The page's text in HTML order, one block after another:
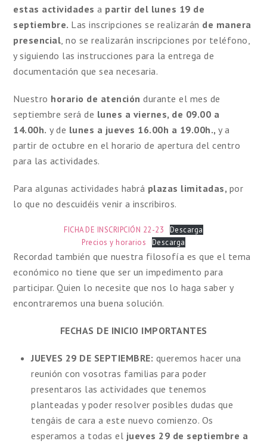
estas actividadesa partir del lunes 19 de
septiembre. Las inscripciones se realizarán de manera
presencial , no se realizarán inscripciones por teléfono,
y siguiendo las instrucciones para la entrega de
documentación que sea necesaria.
Nuestro horario de atencióndurante el mes de
septiembre será de lunes a viernes, de 09.00 a
14.00h. y de lunes a jueves 16.00h a 19.00h.,y a
partir de octubre en el horario de apertura del centro
para las actividades.
Para algunas actividades habrá plazas limitadas, por
lo que no descuidéis venir a inscribiros.
FICHA DE INSCRIPCIÓN 22-23
Descarga
Precios y horarios
Descarga
Recordad también que nuestra filosofía es que el tema
económico no tiene que ser un impedimento para
participar. Quien lo necesite que nos lo haga saber y
encontraremos una buena solución.
FECHAS DE INICIO IMPORTANTES
JUEVES 29 DE SEPTIEMBRE: queremos hacer una
reunión con vosotras familias para poder
presentaros las actividades que tenemos
planteadas y poder resolver posibles dudas que
tengáis de cara a este nuevo comienzo. Os
esperamos a todas el jueves 29 de septiembre a